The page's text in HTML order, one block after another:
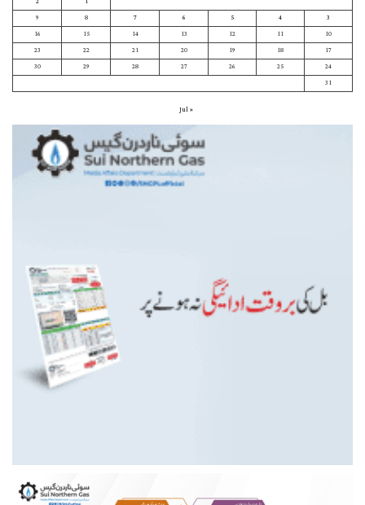
3
4
5
6
7
8
9
10
11
12
13
14
15
16
17
18
19
20
21
22
23
24
25
26
27
28
29
30
31
« Jul